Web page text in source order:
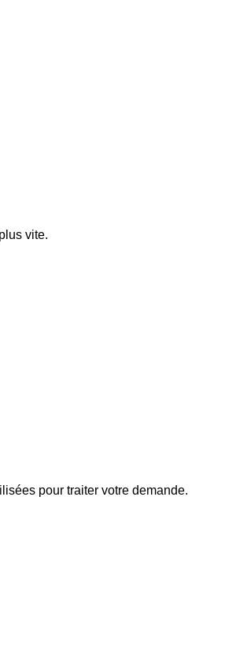
vite.
pour traiter votre demande.